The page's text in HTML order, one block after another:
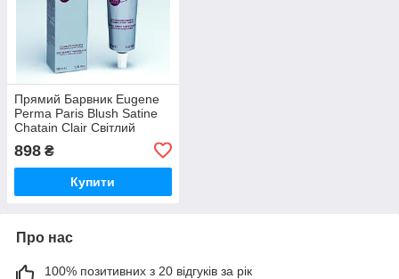
Прямий Барвник Eugene
Рerma Paris Blush Satine
Chatain Clair Світлий
898 ₴
Купити
Про нас
100% позитивних з 20 відгуків за рік